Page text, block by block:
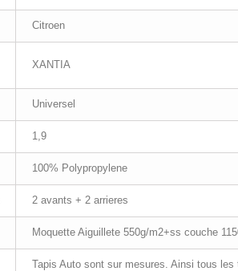
Citroen
XANTIA
Universel
1,9
100% Polypropylene
2 avants + 2 arrieres
Moquette Aiguillete 550g/m2+ss couche
Tapis Auto sont sur mesures. Ainsi tous